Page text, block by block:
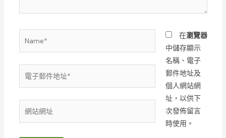
件
在瀏覽器
中儲存顯示
名稱、電子
郵件地址及
個人網站網
址，以供下
次發佈留言
時使用。